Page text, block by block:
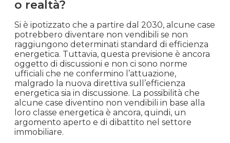
previsioni e impatti sul
mercato immobiliare
Dopo il 2030, si prevedono cambiamenti
significativi nel settore immobiliare legati alle
classi energetiche degli edifici. Ci sono diverse
speculazioni riguardo al fatto che alcune case
potrebbero diventare non vendibili se non
soddisfano determinati requisiti di efficienza
energetica. Tuttavia, questa prospettiva è ancora
oggetto di dibattito e non ci sono
regolamentazioni ufficiali al riguardo.
Nonostante ciò, è ragionevole aspettarsi che le
classi energetiche continueranno ad avere un